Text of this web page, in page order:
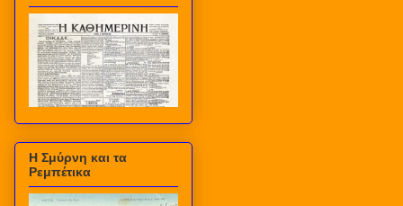
Η Σμύρνη και τα
Ρεμπέτικα